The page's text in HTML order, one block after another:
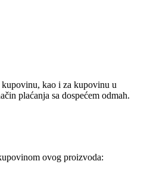
kao i za kupovinu u
plaćanja sa dospećem odmah.
ovog proizvoda: